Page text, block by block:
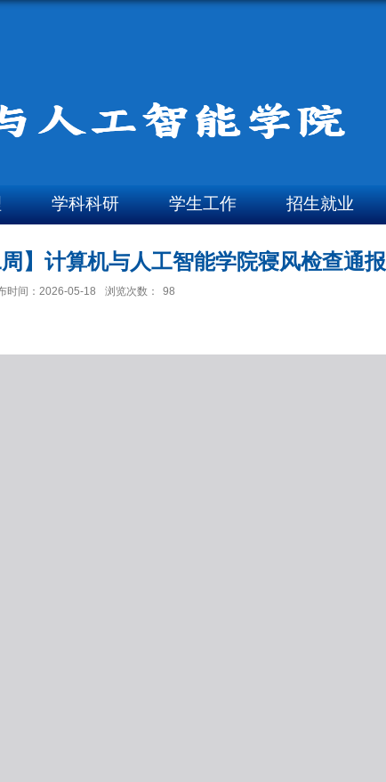
学科科研 学生工作 招生就业
周】计算机与人工智能学院寝风检查通报
时间：2026-05-18 浏览次数： 98